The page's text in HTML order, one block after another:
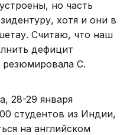
но часть
хотя и они в
Считаю, что наш
дефицит
резюмировала С.
28-29 января
студентов из Индии,
на английском